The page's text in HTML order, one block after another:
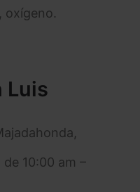
oxígeno.
Luis
10:00 am –